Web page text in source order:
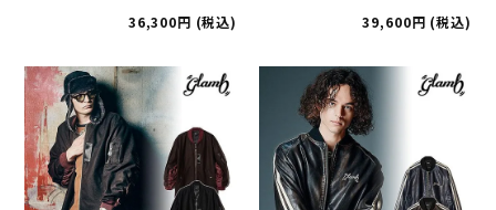
36,300
税込 39,600 税込